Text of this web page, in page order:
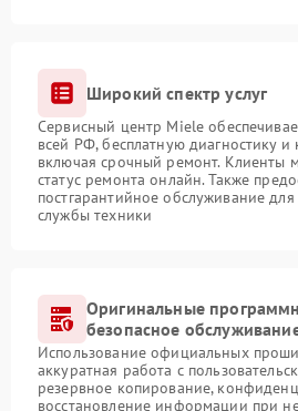
Широкий спектр услуг
Сервисный центр Miele
всей РФ, бесплатную диагностику и
включая срочный ремонт. Клиенты
статус ремонта онлайн. Также
постгарантийное обслуживание
службы техники
Оригинальные
безопасное
Использование официальных
аккуратная работа с
резервное копирование,
восстановление информации при